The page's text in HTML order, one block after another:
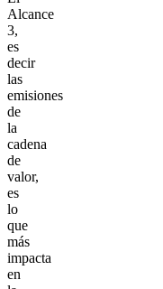
Alcance
3,
es
decir
las
emisiones
de
la
cadena
de
valor,
es
lo
que
más
impacta
en